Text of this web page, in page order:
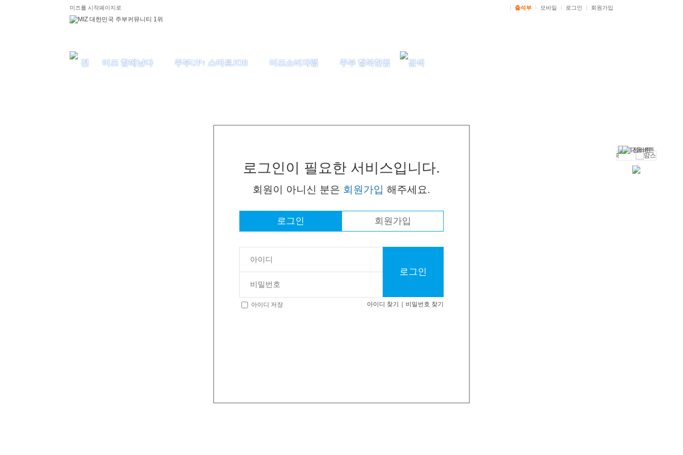
미즈를 시작페이지로 출석부 모바일 로그인 회원가입
미즈 함께날다 주부UP↑ 스마트JOB 미즈소비자랩 주부 행복한집
로그인이 필요한 서비스입니다.
회원이 아니신 분은 회원가입 해주세요.
로그인 회원가입
로그인
아이디 저장 아이디 찾기 | 비밀번호 찾기